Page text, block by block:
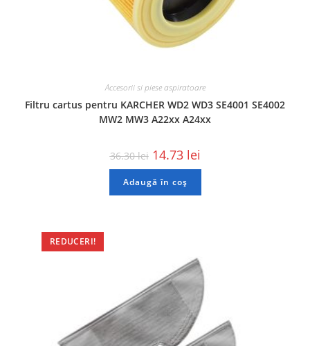
Accesorii si piese aspiratoare
Filtru cartus pentru KARCHER WD2 WD3 SE4001 SE4002
MW2 MW3 A22xx A24xx
36.30lei 14.73 lei
Adaugă în coș
REDUCERI!